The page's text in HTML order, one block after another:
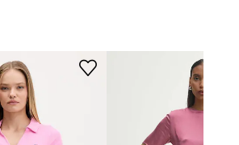
Standardna velikost
Priporočamo, da izbereš velikost, ki jo
običajno nosiš.
Velikosti, prikazane v trgovini, so